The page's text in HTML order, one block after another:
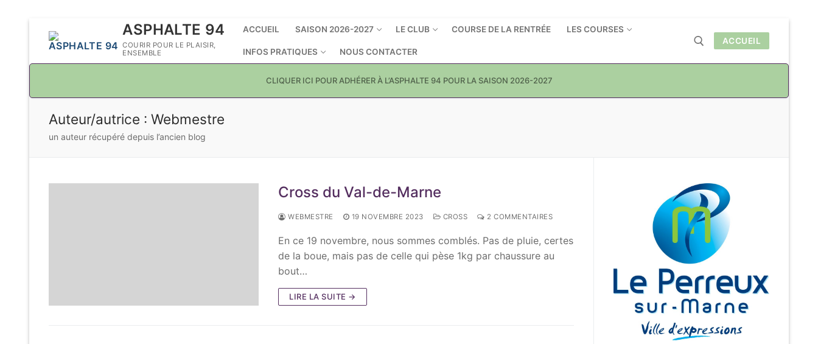
ASPHALTE 94
COURIR POUR LE PLAISIR,
ENSEMBLE
ACCUEIL SAISON 2026-2027 LE CLUB COURSE DE LA RENTRÉE LES COURSES
INFOS PRATIQUES NOUS CONTACTER
ACCUEIL
CLIQUER ICI POUR ADHÉRER À L’ASPHALTE 94 POUR LA SAISON 2026-2027
Auteur/autrice : Webmestre
un auteur récupéré depuis l’ancien blog
Cross du Val-de-Marne
WEBMESTRE 19 NOVEMBRE 2023 CROSS 2 COMMENTAIRES
En ce 19 novembre, nous sommes comblés. Pas de pluie, certes
de la boue, mais pas de celle qui pèse 1kg par chaussure au
bout…
LIRE LA SUITE →